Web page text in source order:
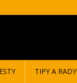
TIPY A RADY